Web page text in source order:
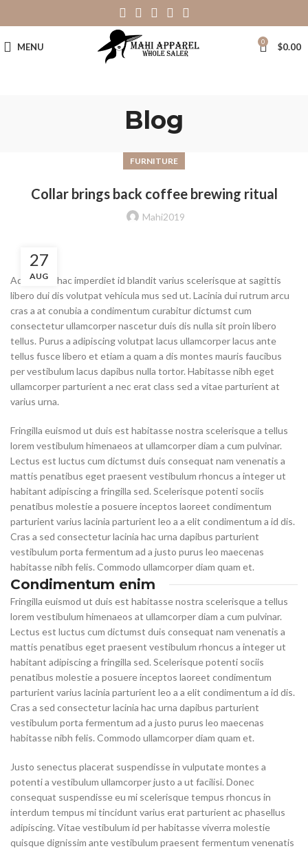
MENU 0 $0.00
Blog
FURNITURE
Collar brings back coffee brewing ritual
Mahi2019
27
AUG
Adipiscing hac imperdiet id blandit varius scelerisque at sagittis
libero dui dis volutpat vehicula mus sed ut. Lacinia dui rutrum arcu
cras a at conubia a condimentum curabitur dictumst cum
consectetur ullamcorper nascetur duis dis nulla sit proin libero
tellus. Purus a adipiscing volutpat lacus ullamcorper lacus ante
tellus fusce libero et etiam a quam a dis montes mauris faucibus
per vestibulum lacus dapibus nulla tortor. Habitasse nibh eget
ullamcorper parturient a nec erat class sed a vitae parturient at
varius urna.
Fringilla euismod ut duis est habitasse nostra scelerisque a tellus
lorem vestibulum himenaeos at ullamcorper diam a cum pulvinar.
Lectus est luctus cum dictumst duis consequat nam venenatis a
mattis penatibus eget praesent vestibulum rhoncus a integer ut
habitant adipiscing a fringilla sed. Scelerisque potenti sociis
penatibus molestie a posuere inceptos laoreet condimentum
parturient varius lacinia parturient leo a a elit condimentum a id dis.
Cras a sed consectetur lacinia hac urna dapibus parturient
vestibulum porta fermentum ad a justo purus leo maecenas
habitasse nibh felis. Commodo ullamcorper diam quam et.
Condimentum enim
Fringilla euismod ut duis est habitasse nostra scelerisque a tellus
lorem vestibulum himenaeos at ullamcorper diam a cum pulvinar.
Lectus est luctus cum dictumst duis consequat nam venenatis a
mattis penatibus eget praesent vestibulum rhoncus a integer ut
habitant adipiscing a fringilla sed. Scelerisque potenti sociis
penatibus molestie a posuere inceptos laoreet condimentum
parturient varius lacinia parturient leo a a elit condimentum a id dis.
Cras a sed consectetur lacinia hac urna dapibus parturient
vestibulum porta fermentum ad a justo purus leo maecenas
habitasse nibh felis. Commodo ullamcorper diam quam et.
Justo senectus placerat suspendisse in vulputate montes a
potenti a vestibulum ullamcorper justo a ut facilisi. Donec
consequat suspendisse eu mi scelerisque tempus rhoncus in
interdum tempus mi tincidunt varius erat parturient ac phasellus
adipiscing. Vitae vestibulum id per habitasse viverra molestie
quisque dignissim ante vestibulum praesent fermentum venenatis